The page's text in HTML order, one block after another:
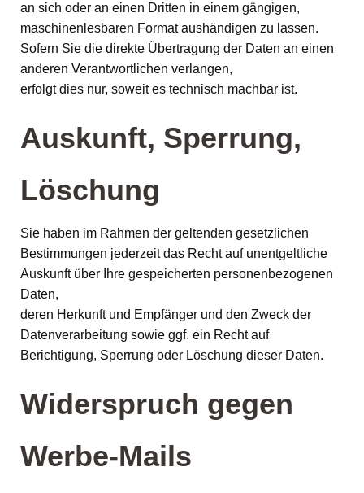
an sich oder an einen Dritten in einem gängigen,
maschinenlesbaren Format aushändigen zu lassen.
Sofern Sie die direkte Übertragung der Daten an einen
anderen Verantwortlichen verlangen,
erfolgt dies nur, soweit es technisch machbar ist.
Auskunft, Sperrung,
Löschung
Sie haben im Rahmen der geltenden gesetzlichen
Bestimmungen jederzeit das Recht auf unentgeltliche
Auskunft über Ihre gespeicherten personenbezogenen
Daten,
deren Herkunft und Empfänger und den Zweck der
Datenverarbeitung sowie ggf. ein Recht auf
Berichtigung, Sperrung oder Löschung dieser Daten.
Widerspruch gegen
Werbe-Mails